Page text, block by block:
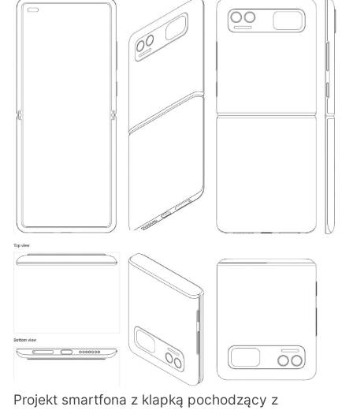
Projekt smartfona z klapką pochodzący z